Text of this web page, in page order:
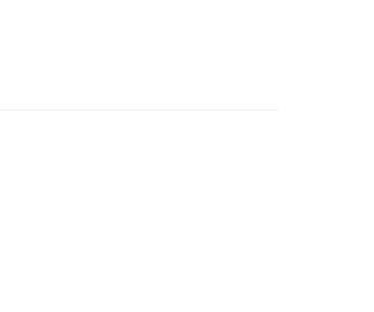
के साथ स्लिटिंग मशीन